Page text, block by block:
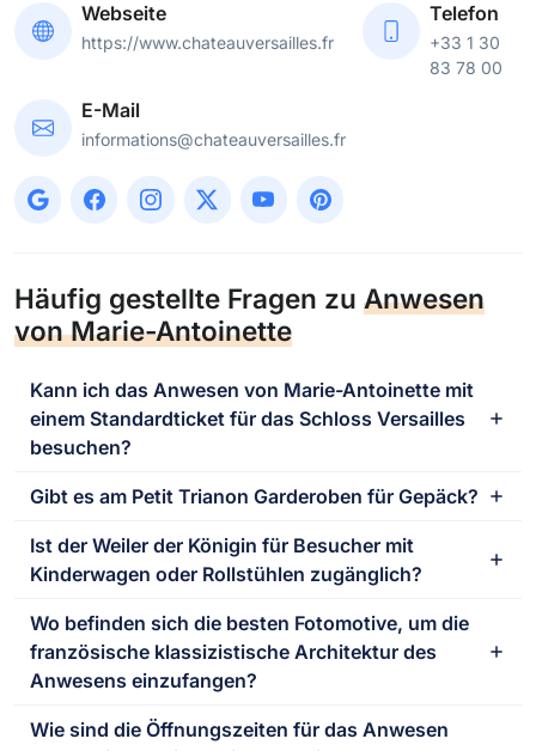
Webseite
https://www.chateauversailles.fr
Telefon
+33 1 30
83 78 00
E-Mail
informations@chateauversailles.fr
Häufig gestellte Fragen zu Anwesen
von Marie-Antoinette
Kann ich das Anwesen von Marie-Antoinette mit
einem Standardticket für das Schloss Versailles
besuchen?
Gibt es am Petit Trianon Garderoben für Gepäck?
Ist der Weiler der Königin für Besucher mit
Kinderwagen oder Rollstühlen zugänglich?
Wo befinden sich die besten Fotomotive, um die
französische klassizistische Architektur des
Anwesens einzufangen?
Wie sind die Öffnungszeiten für das Anwesen